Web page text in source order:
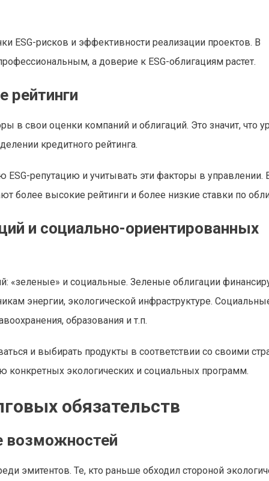
ESG-рисков и эффективности реализации проектов. В
а доверие к ESG-облигациям растет.
рейтинги
в свои оценки компаний и облигаций. Это значит, что
кредитного рейтинга.
репутацию и учитывать эти факторы в управлении.
более высокие рейтинги и более низкие ставки по
и социально-ориентированных
«зеленые» и социальные. Зеленые облигации
энергии, экологической инфраструктуре.
образования и т.п.
и выбирать продукты в соответствии со своими
конкретных экологических и социальных программ.
обязательств
возможностей
эмитентов. Те, кто раньше обходил стороной